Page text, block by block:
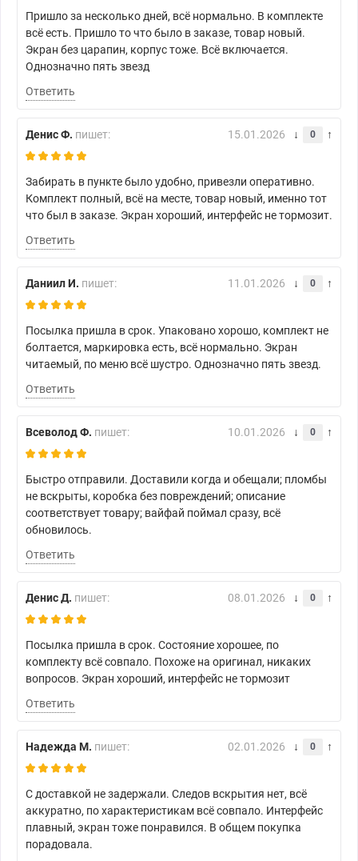
Пришло за несколько дней, всё нормально. В комплекте
всё есть. Пришло то что было в заказе, товар новый.
Экран без царапин, корпус тоже. Всё включается.
Однозначно пять звезд
Ответить
Денис Ф. пишет: 15.01.2026 0
Забирать в пункте было удобно, привезли оперативно.
Комплект полный, всё на месте, товар новый, именно тот
что был в заказе. Экран хороший, интерфейс не тормозит.
Ответить
Даниил И. пишет: 11.01.2026 0
Посылка пришла в срок. Упаковано хорошо, комплект не
болтается, маркировка есть, всё нормально. Экран
читаемый, по меню всё шустро. Однозначно пять звезд.
Ответить
Всеволод Ф. пишет: 10.01.2026 0
Быстро отправили. Доставили когда и обещали; пломбы
не вскрыты, коробка без повреждений; описание
соответствует товару; вайфай поймал сразу, всё
обновилось.
Ответить
Денис Д. пишет: 08.01.2026 0
Посылка пришла в срок. Состояние хорошее, по
комплекту всё совпало. Похоже на оригинал, никаких
вопросов. Экран хороший, интерфейс не тормозит
Ответить
Надежда М. пишет: 02.01.2026 0
С доставкой не задержали. Следов вскрытия нет, всё
аккуратно, по характеристикам всё совпало. Интерфейс
плавный, экран тоже понравился. В общем покупка
порадовала.